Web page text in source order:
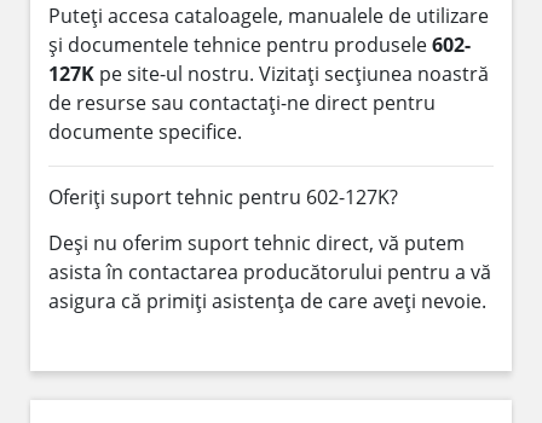
Puteți accesa cataloagele, manualele de utilizare
și documentele tehnice pentru produsele602-
127K pe site-ul nostru. Vizitați secțiunea noastră
de resurse sau contactați-ne direct pentru
documente specifice.
Oferiți suport tehnic pentru 602-127K?
Deși nu oferim suport tehnic direct, vă putem
asista în contactarea producătorului pentru a vă
asigura că primiți asistența de care aveți nevoie.